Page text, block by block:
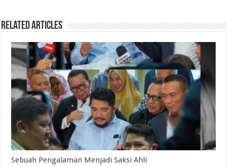
Related Articles
Sebuah Pengalaman Menjadi Saksi Ahli